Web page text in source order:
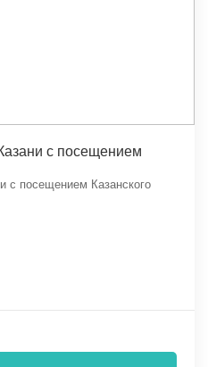
с посещением
с посещением Казанского